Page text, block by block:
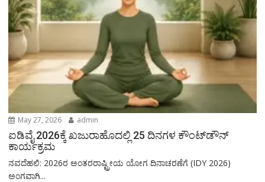
May 27, 2026 admin
ಐಡಿವೈ 2026ಕ್ಕೆ ಖಜುರಾಹೊದಲ್ಲಿ 25 ದಿನಗಳ ಕೌಂಟ್‌ಡೌನ್
ಕಾರ್ಯಕ್ರಮ
ನವದೆಹಲಿ: 2026ರ ಅಂತರರಾಷ್ಟ್ರೀಯ ಯೋಗ ದಿನಾಚರಣೆಗೆ (IDY 2026)
ಅಂಗವಾಗಿ...